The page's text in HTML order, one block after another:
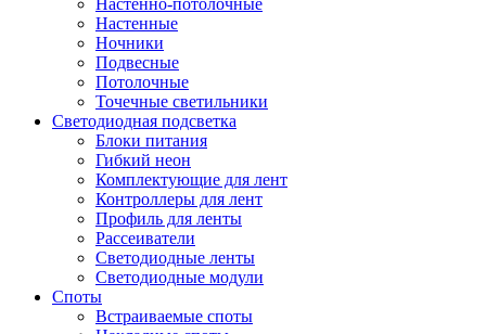
Настенно-потолочные
Настенные
Ночники
Подвесные
Потолочные
Точечные светильники
Светодиодная подсветка
Блоки питания
Гибкий неон
Комплектующие для лент
Контроллеры для лент
Профиль для ленты
Рассеиватели
Светодиодные ленты
Светодиодные модули
Споты
Встраиваемые споты